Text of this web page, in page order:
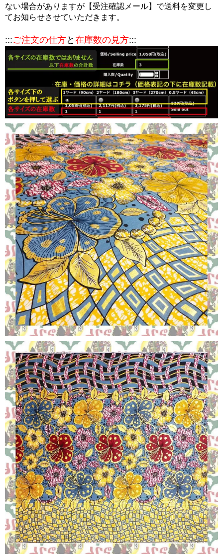
ない場合がありますが【受注確認メール】で送料を変更し
てお知らせさせていただきます。
:::ご注文の仕方と 在庫数の見方:::